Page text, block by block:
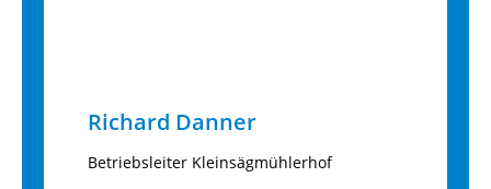
Richard Danner
Betriebsleiter Kleinsägmühlerhof